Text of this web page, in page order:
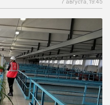
7 августа, 19:45